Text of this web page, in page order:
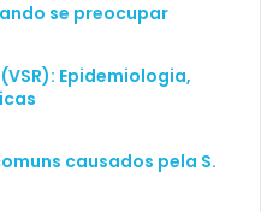
se preocupar
Epidemiologia,
causados pela S.